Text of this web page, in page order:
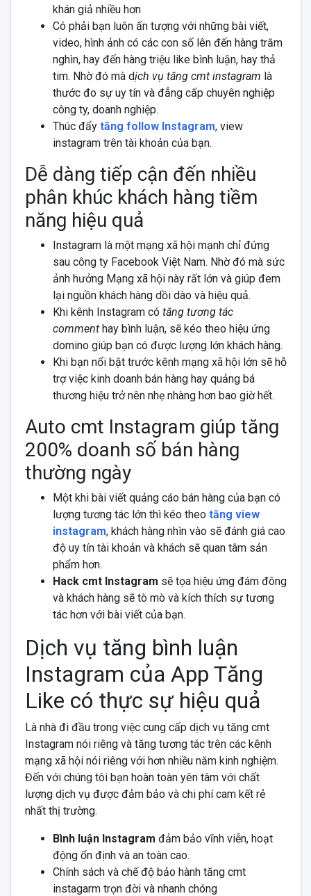
khán giả nhiều hơn
Có phải bạn luôn ấn tượng với những bài viết,
video, hình ảnh có các con số lên đến hàng trăm
nghìn, hay đến hàng triệu like bình luận, hay thả
tim. Nhờ đó mà dịch vụ tăng cmt instagram là
thước đo sự uy tín và đẳng cấp chuyên nghiệp
công ty, doanh nghiệp.
Thúc đẩy tăng follow Instagram, view
instagram trên tài khoản của bạn.
Dễ dàng tiếp cận đến nhiều
phân khúc khách hàng tiềm
năng hiệu quả
Instagram là một mạng xã hội mạnh chỉ đứng
sau công ty Facebook Việt Nam. Nhờ đó mà sức
ảnh hưởng Mạng xã hội này rất lớn và giúp đem
lại nguồn khách hàng dồi dào và hiệu quả.
Khi kênh Instagram có tăng tương tác
comment hay bình luận, sẽ kéo theo hiệu ứng
domino giúp bạn có được lượng lớn khách hàng.
Khi bạn nổi bật trước kênh mạng xã hội lớn sẽ hỗ
trợ việc kinh doanh bán hàng hay quảng bá
thương hiệu trở nên nhẹ nhàng hơn bao giờ hết.
Auto cmt Instagram giúp tăng
200% doanh số bán hàng
thường ngày
Một khi bài viết quảng cáo bán hàng của bạn có
lượng tương tác lớn thì kéo theo tăng view
instagram, khách hàng nhìn vào sẽ đánh giá cao
độ uy tín tài khoản và khách sẽ quan tâm sản
phẩm hơn.
Hack cmt Instagram sẽ tọa hiệu ứng đám đông
và khách hàng sẽ tò mò và kích thích sự tương
tác hơn với bài viết của bạn.
Dịch vụ tăng bình luận
Instagram của App Tăng
Like có thực sự hiệu quả
Là nhà đi đầu trong việc cung cấp dịch vụ tăng cmt
Instagram nói riêng và tăng tương tác trên các kênh
mạng xã hội nói riêng với hơn nhiều năm kinh nghiệm.
Đến với chúng tôi bạn hoàn toàn yên tâm với chất
lượng dịch vụ được đảm bảo và chi phí cam kết rẻ
nhất thị trường.
Bình luận Instagram đảm bảo vĩnh viễn, hoạt
động ổn định và an toàn cao.
Chính sách và chế độ bảo hành tăng cmt
instagarm trọn đời và nhanh chóng